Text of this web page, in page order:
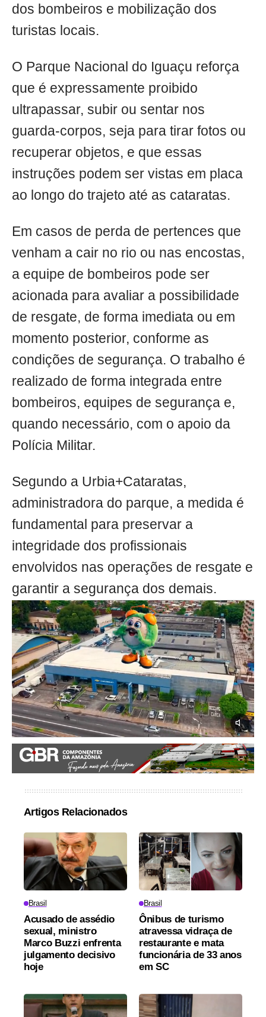
dos bombeiros e mobilização dos
turistas locais.
O Parque Nacional do Iguaçu reforça
que é expressamente proibido
ultrapassar, subir ou sentar nos
guarda-corpos, seja para tirar fotos ou
recuperar objetos, e que essas
instruções podem ser vistas em placa
ao longo do trajeto até as cataratas.
Em casos de perda de pertences que
venham a cair no rio ou nas encostas,
a equipe de bombeiros pode ser
acionada para avaliar a possibilidade
de resgate, de forma imediata ou em
momento posterior, conforme as
condições de segurança. O trabalho é
realizado de forma integrada entre
bombeiros, equipes de segurança e,
quando necessário, com o apoio da
Polícia Militar.
Segundo a Urbia+Cataratas,
administradora do parque, a medida é
fundamental para preservar a
integridade dos profissionais
envolvidos nas operações de resgate e
garantir a segurança dos demais.
Artigos Relacionados
Brasil
Acusado de assédio
sexual, ministro
Marco Buzzi enfrenta
julgamento decisivo
hoje
Brasil
Ônibus de turismo
atravessa vidraça de
restaurante e mata
funcionária de 33 anos
em SC